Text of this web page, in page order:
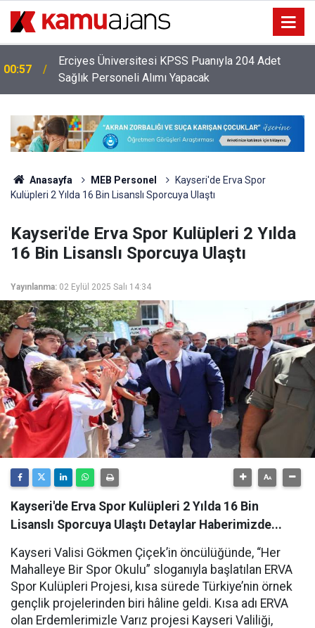
00:57
Erciyes Üniversitesi KPSS Puanıyla 204 Adet
Sağlık Personeli Alımı Yapacak
Anasayfa MEB Personel
Kayseri'de Erva Spor
Kulüpleri 2 Yılda 16 Bin Lisanslı Sporcuya Ulaştı
Kayseri'de Erva Spor Kulüpleri 2 Yılda
16 Bin Lisanslı Sporcuya Ulaştı
Yayınlanma: 02 Eylül 2025 Salı 14:34
Kayseri'de Erva Spor Kulüpleri 2 Yılda 16 Bin
Lisanslı Sporcuya Ulaştı Detaylar Haberimizde...
Kayseri Valisi Gökmen Çiçek’in öncülüğünde, “Her
Mahalleye Bir Spor Okulu” sloganıyla başlatılan ERVA
Spor Kulüpleri Projesi, kısa sürede Türkiye’nin örnek
gençlik projelerinden biri hâline geldi. Kısa adı ERVA
olan Erdemlerimizle Varız projesi Kayseri Valiliği,